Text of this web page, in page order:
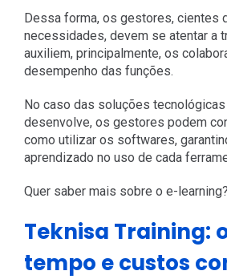
Dessa forma, os gestores, cientes
necessidades, devem se atentar a
auxiliem, principalmente, os
desempenho das funções.
No caso das soluções tecnológicas
desenvolve, os gestores podem
como utilizar os softwares,
aprendizado no uso de cada
Quer saber mais sobre o e-
Teknisa Training:
tempo e custos